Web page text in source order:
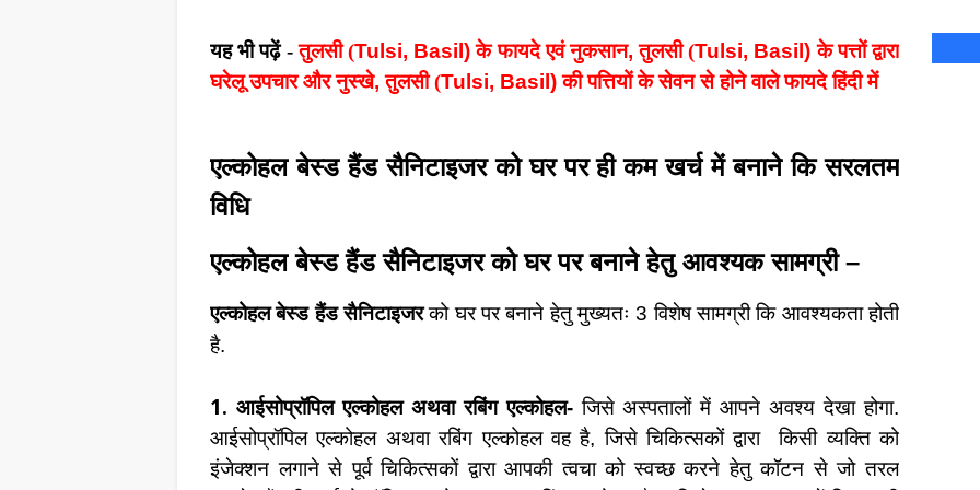
यह भी पढ़ें- तुलसी (Tulsi, Basil)के फायदे एवं नुकसान,तुलसी (Tulsi, Basil)के पत्तों द्वारा
घरेलू उपचार और नुस्खे,तुलसी (Tulsi, Basil)की पत्तियों के सेवन से होने वाले फायदे हिंदी में
एल्कोहल बेस्ड हैंड सैनिटाइजर को घर पर ही कम खर्च में बनाने कि सरलतम
विधि
एल्कोहल बेस्ड हैंड सैनिटाइजर को घर पर बनाने हेतु आवश्यक सामग्री –
एल्कोहल बेस्ड हैंड सैनिटाइजरको घर पर बनाने हेतु मुख्यतः 3 विशेष सामग्री कि आवश्यकता होती
है.
1. आईसोप्रॉपिल एल्कोहल अथवा रबिंग एल्कोहल-जिसे अस्पतालों में आपने अवश्य देखा होगा.
आईसोप्रॉपिल एल्कोहल अथवा रबिंग एल्कोहल वह है, जिसे चिकित्सकों द्वारा
किसी व्यक्ति को
इंजेक्शन लगाने से पूर्व चिकित्सकों द्वारा आपकी त्वचा को स्वच्छ करने हेतु कॉटन से जो तरल